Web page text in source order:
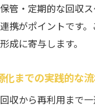
管・定期的な回収
携がポイントです
成に寄与します。
化までの実践的な
収から再利用まで